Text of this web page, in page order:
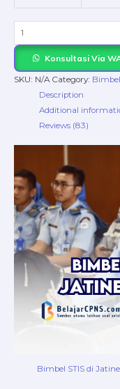
Konsultasi Via
SKU: N/A Category:
Description
Additional
Reviews (83)
Bimbel STIS di